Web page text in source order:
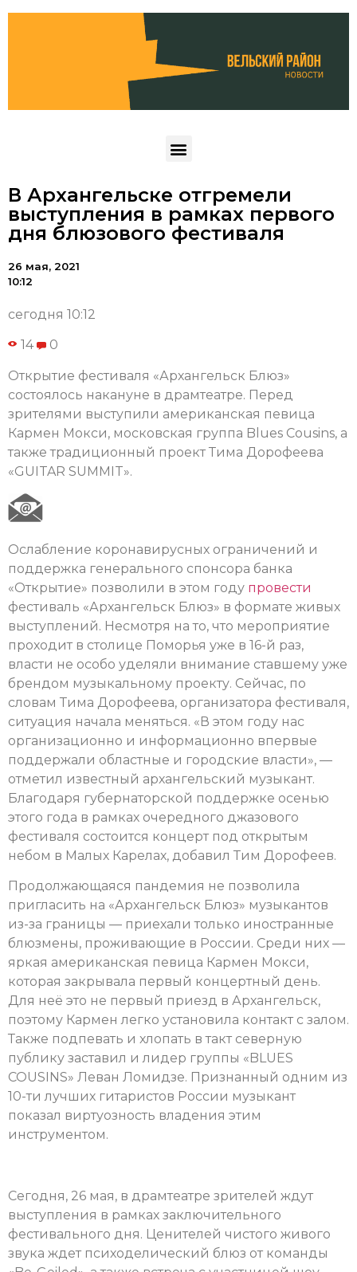
В Архангельске отгремели
выступления в рамках первого
дня блюзового фестиваля
26 мая, 2021
10:12
сегодня 10:12
14 0
Открытие фестиваля «Архангельск Блюз»
состоялось накануне в драмтеатре. Перед
зрителями выступили американская певица
Кармен Мокси, московская группа Blues Cousins, а
также традиционный проект Тима Дорофеева
«GUITAR SUMMIT».
Ослабление коронавирусных ограничений и
поддержка генерального спонсора банка
«Открытие» позволили в этом году провести
фестиваль «Архангельск Блюз» в формате живых
выступлений. Несмотря на то, что мероприятие
проходит в столице Поморья уже в 16-й раз,
власти не особо уделяли внимание ставшему уже
брендом музыкальному проекту. Сейчас, по
словам Тима Дорофеева, организатора фестиваля,
ситуация начала меняться. «В этом году нас
организационно и информационно впервые
поддержали областные и городские власти», —
отметил известный архангельский музыкант.
Благодаря губернаторской поддержке осенью
этого года в рамках очередного джазового
фестиваля состоится концерт под открытым
небом в Малых Карелах, добавил Тим Дорофеев.
Продолжающаяся пандемия не позволила
пригласить на «Архангельск Блюз» музыкантов
из-за границы — приехали только иностранные
блюзмены, проживающие в России. Среди них —
яркая американская певица Кармен Мокси,
которая закрывала первый концертный день.
Для неё это не первый приезд в Архангельск,
поэтому Кармен легко установила контакт с залом.
Также подпевать и хлопать в такт северную
публику заставил и лидер группы «BLUES
COUSINS» Леван Ломидзе. Признанный одним из
10-ти лучших гитаристов России музыкант
показал виртуозность владения этим
инструментом.
Сегодня, 26 мая, в драмтеатре зрителей ждут
выступления в рамках заключительного
фестивального дня. Ценителей чистого живого
звука ждет психоделический блюз от команды